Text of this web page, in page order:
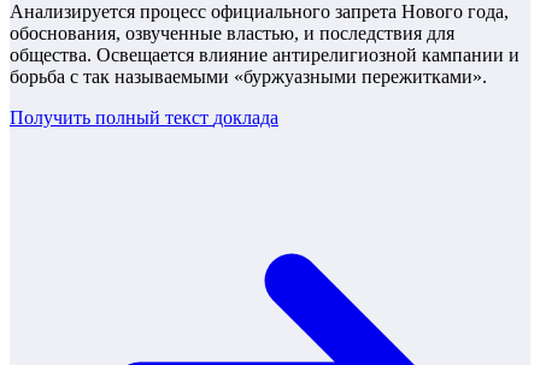
Анализируется процесс официального запрета Нового года,
обоснования, озвученные властью, и последствия для
общества. Освещается влияние антирелигиозной кампании и
борьба с так называемыми «буржуазными пережитками».
Получить полный текст доклада